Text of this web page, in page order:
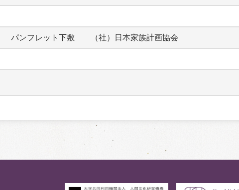
　パンフレット下敷　　（社）日本家族計画協会